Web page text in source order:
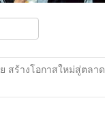
สร้างโอกาสใหม่สู่ตลา